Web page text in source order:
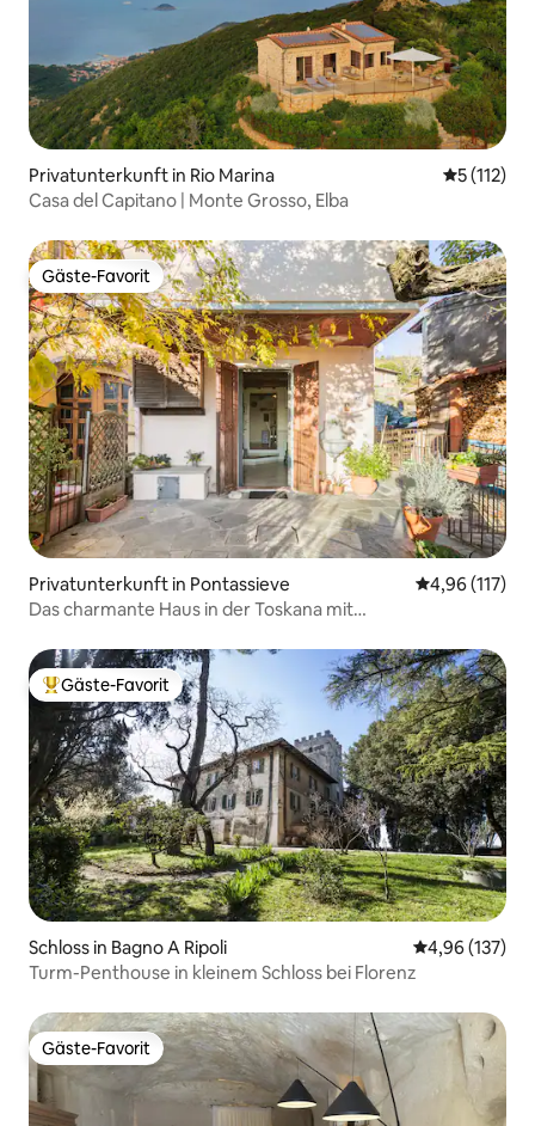
Privatunterkunft in Rio Marina
5 (112)
Casa del Capitano | Monte Grosso, Elba
Gäste-Favorit
Gäste-Favorit
Privatunterkunft in Pontassieve
4,96 (117)
Das charmante Haus in der Toskana mit
Beliebter Gäste-Favorit.
Gäste-Favorit
Schloss in Bagno A Ripoli
4,96 (137)
Turm-Penthouse in kleinem Schloss bei Florenz
Gäste-Favorit
Gäste-Favorit